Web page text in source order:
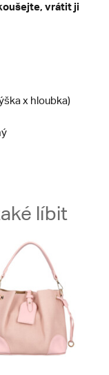
vrátit ji
x hloubka)
líbit